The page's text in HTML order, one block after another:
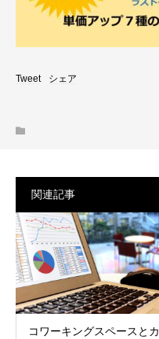
Tweet シェア
関連記事
コワーキングスペースとカ